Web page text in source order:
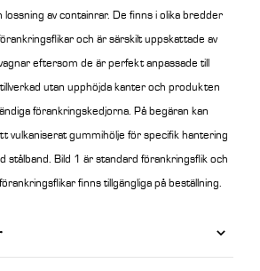
lossning av containrar. De finns i olika bredder
och är särskilt uppskattade av
eftersom de är perfekt anpassade till
utan upphöjda kanter och produkten
förankringskedjorna. På begäran kan
vulkaniserat gummihölje för specifik hantering
stålband. Bild 1 är standard förankringsflik och
finns tillgängliga på beställning.